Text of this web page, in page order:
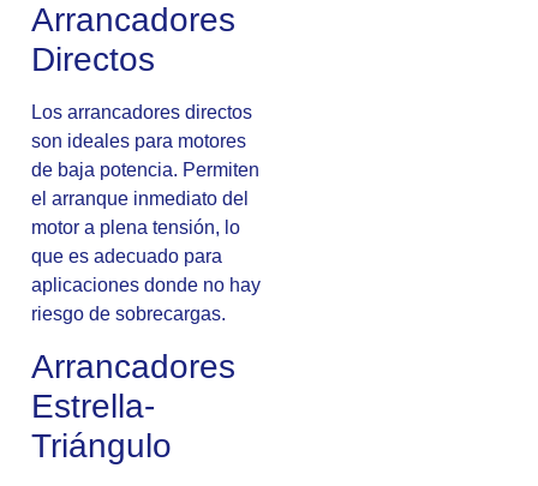
Arrancadores
Directos
Los arrancadores directos
son ideales para motores
de baja potencia. Permiten
el arranque inmediato del
motor a plena tensión, lo
que es adecuado para
aplicaciones donde no hay
riesgo de sobrecargas.
Arrancadores
Estrella-
Triángulo